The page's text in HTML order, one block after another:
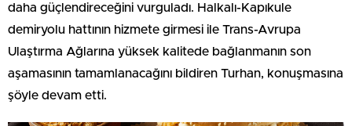
daha güçlendireceğini vurguladı. Halkalı-Kapıkule
demiryolu hattının hizmete girmesi ile Trans-Avrupa
Ulaştırma Ağlarına yüksek kalitede bağlanmanın son
aşamasının tamamlanacağını bildiren Turhan, konuşmasına
şöyle devam etti.